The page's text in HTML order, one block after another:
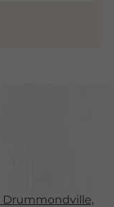
Drummondville,